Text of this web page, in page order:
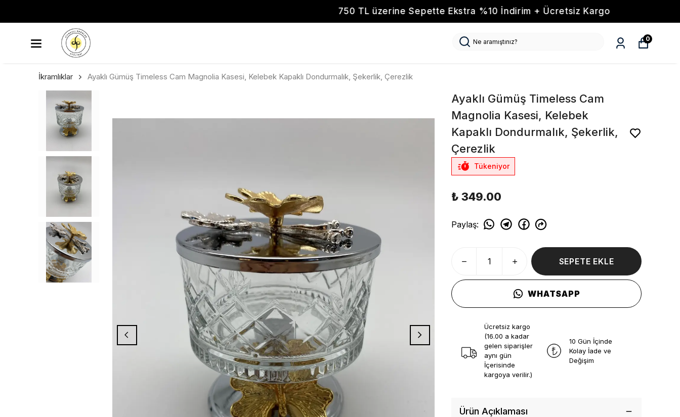
750 TL üzerine Sepette Ekstra %10 İndirim + Ücretsiz Kargo
0
İkramlıklar Ayaklı Gümüş Timeless Cam Magnolia Kasesi, Kelebek Kapaklı Dondurmalık, Şekerlik, Çerezlik
Ayaklı Gümüş Timeless Cam
Magnolia Kasesi, Kelebek
Kapaklı Dondurmalık, Şekerlik,
Çerezlik
Tükeniyor
₺ 349.00
Paylaş:
SEPETE EKLE
WHATSAPP
Ücretsiz kargo
(16.00 a kadar
gelen siparişler
aynı gün
İçerisinde
kargoya verilir.)
10 Gün İçinde
Kolay İade ve
Değişim
Ürün Açıklaması